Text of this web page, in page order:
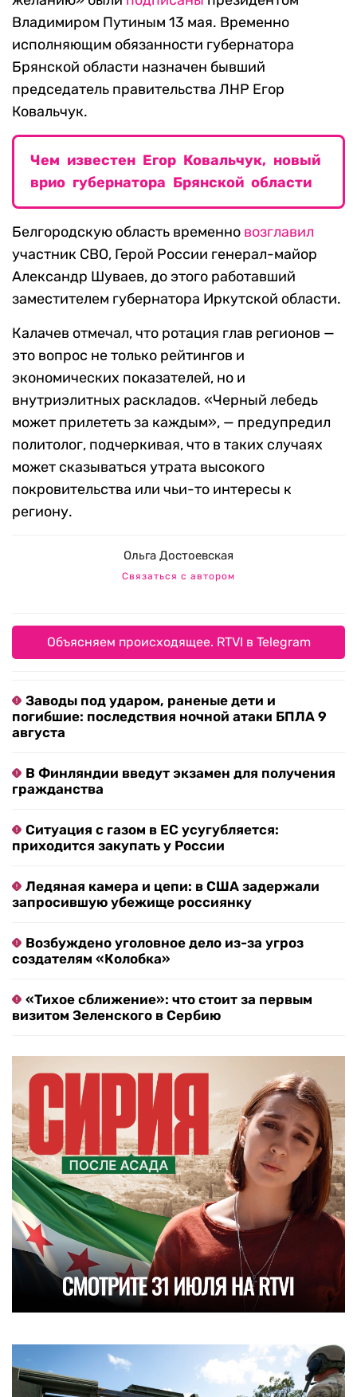
Владимиром Путиным 13 мая. Временно
исполняющим обязанности губернатора
Брянской области назначен бывший
председатель правительства ЛНР Егор
Ковальчук.
Чем известен Егор Ковальчук, новый
врио губернатора Брянской области
Белгородскую область временно возглавил
участник СВО, Герой России генерал-майор
Александр Шуваев, до этого работавший
заместителем губернатора Иркутской области.
Калачев отмечал, что ротация глав регионов —
это вопрос не только рейтингов и
экономических показателей, но и
внутриэлитных раскладов. «Черный лебедь
может прилететь за каждым», — предупредил
политолог, подчеркивая, что в таких случаях
может сказываться утрата высокого
покровительства или чьи-то интересы к
региону.
Ольга Достоевская
Связаться с автором
Объясняем происходящее. RTVI в Telegram
Заводы под ударом, раненые дети и
погибшие: последствия ночной атаки БПЛА 9
августа
В Финляндии введут экзамен для получения
гражданства
Ситуация с газом в ЕС усугубляется:
приходится закупать у России
Ледяная камера и цепи: в США задержали
запросившую убежище россиянку
Возбуждено уголовное дело из-за угроз
создателям «Колобка»
«Тихое сближение»: что стоит за первым
визитом Зеленского в Сербию